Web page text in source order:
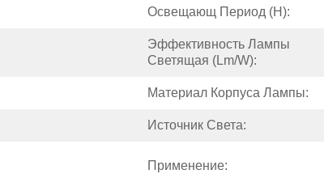
Освещающ Период (h):
Эффективность Лампы
Светящая (lm/w):
Материал Корпуса Лампы:
Источник Света:
Применение: